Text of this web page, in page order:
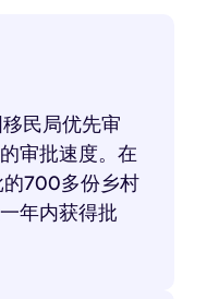
民局优先审
审批速度。在
的700多份乡村
年内获得批